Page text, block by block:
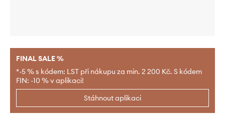
FINAL SALE %
*-5 % s kódem: LST při nákupu za min. 2 200 Kč. S kódem
FIN: -10 % v aplikaci!
Stáhnout aplikaci